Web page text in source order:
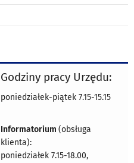
Godziny pracy Urzędu:
poniedziałek-piątek 7.15-15.15
Informatorium (obsługa
klienta):
poniedziałek 7.15-18.00,